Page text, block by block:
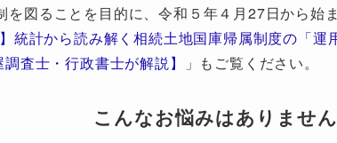
を図ることを目的に、令和５年４月27日から始ま
統計から読み解く相続土地国庫帰属制度の「
査士・行政書士が解説】
」もご覧ください。
こんなお悩みはありませ